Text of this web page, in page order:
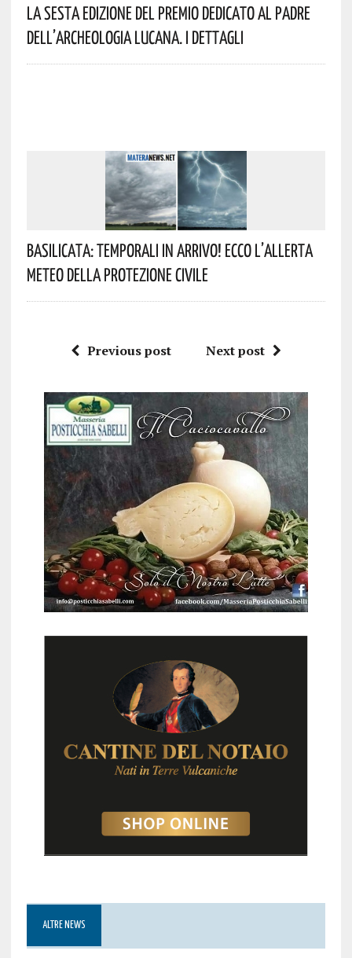
La Sesta Edizione Del Premio Dedicato Al Padre
Dell’archeologia Lucana. I Dettagli
Basilicata: Temporali In Arrivo! Ecco L’allerta
Meteo Della Protezione Civile
Previous post Next post
ALTRE NEWS